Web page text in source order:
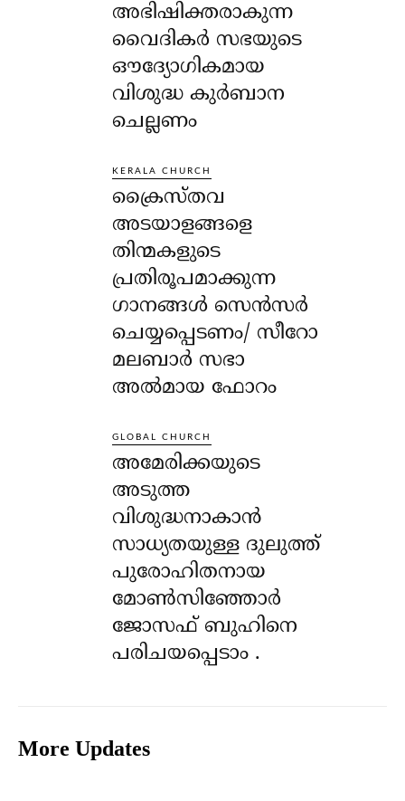
അഭിഷിക്തരാകുന്ന
വൈദികർ സഭയുടെ
ഔദ്യോഗികമായ
വിശുദ്ധ കുർബാന
ചെല്ലണം
KERALA CHURCH
ക്രൈസ്തവ
അടയാളങ്ങളെ
തിന്മകളുടെ
പ്രതിരൂപമാക്കുന്ന
ഗാനങ്ങൾ സെൻസർ
ചെയ്യപ്പെടണം/ സീറോ
മലബാർ സഭാ
അൽമായ ഫോറം
GLOBAL CHURCH
അമേരിക്കയുടെ
അടുത്ത
വിശുദ്ധനാകാൻ
സാധ്യതയുള്ള ദുലുത്ത്
പുരോഹിതനായ
മോൺസിഞ്ഞോർ
ജോസഫ് ബുഹിനെ
പരിചയപ്പെടാം .
More Updates